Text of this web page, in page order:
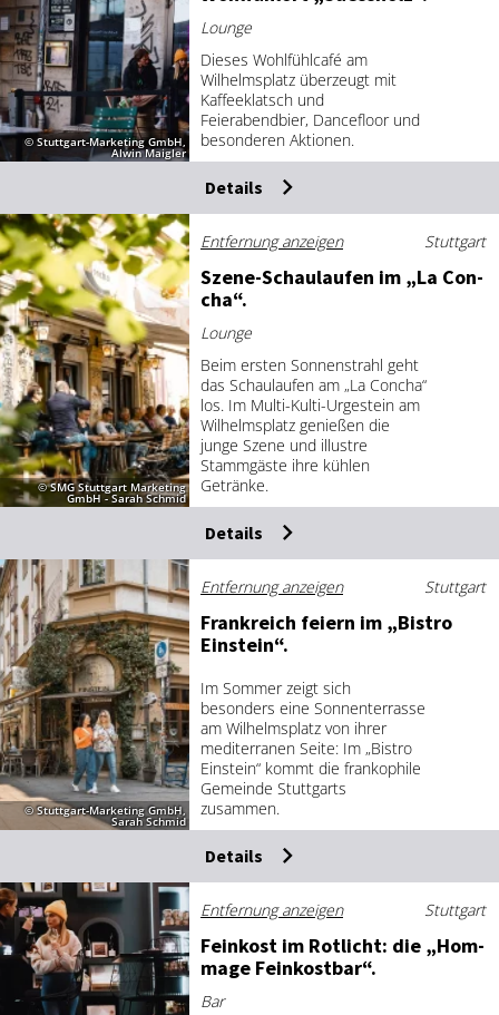
© Stuttgart-Marketing GmbH,
Alwin Maigler
Lounge
Dieses Wohlfühlcafé am
Wilhelmsplatz überzeugt mit
Kaffeeklatsch und
Feierabendbier, Dancefloor und
besonderen Aktionen.
Details
© SMG Stuttgart Marketing
GmbH - Sarah Schmid
Entfernung anzeigen Stuttgart
Sze­ne-Schau­lau­fen im „La Con­
cha“.
Lounge
Beim ersten Sonnenstrahl geht
das Schaulaufen am „La Concha“
los. Im Multi-Kulti-Urgestein am
Wilhelmsplatz genießen die
junge Szene und illustre
Stammgäste ihre kühlen
Getränke.
Details
© Stuttgart-Marketing GmbH,
Sarah Schmid
Entfernung anzeigen Stuttgart
Frank­reich fei­ern im „Bis­tro
Ein­stein“.
Im Sommer zeigt sich
besonders eine Sonnenterrasse
am Wilhelmsplatz von ihrer
mediterranen Seite: Im „Bistro
Einstein“ kommt die frankophile
Gemeinde Stuttgarts
zusammen.
Details
Entfernung anzeigen Stuttgart
Fein­kost im Rot­licht: die „Hom­
mage Fein­kost­bar“.
Bar